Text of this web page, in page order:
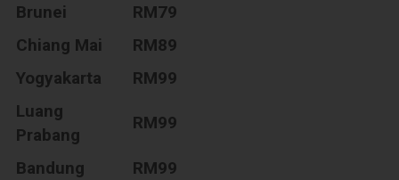
Brunei
RM79
Chiang Mai
RM89
Yogyakarta
RM99
Luang
Prabang
RM99
Bandung
RM99